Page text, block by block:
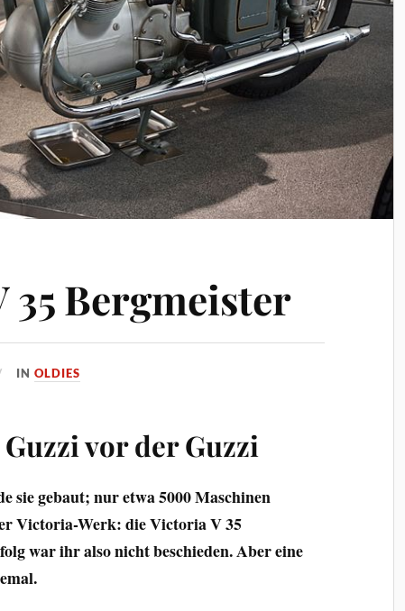
Bergmeister
INOLDIES
vor der Guzzi
sie gebaut; nur etwa 5000 Maschinen
Victoria-Werk: die Victoria V 35
war ihr also nicht beschieden. Aber eine